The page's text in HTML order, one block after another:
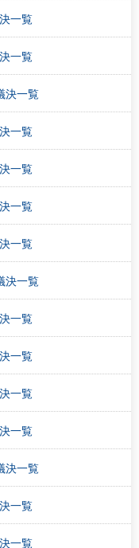
一覧
一覧
決一覧
一覧
一覧
一覧
一覧
決一覧
一覧
一覧
一覧
一覧
決一覧
一覧
一覧